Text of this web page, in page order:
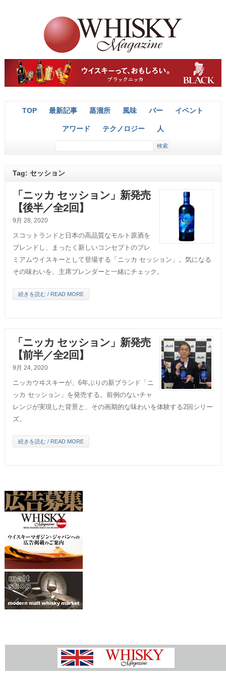
TOP 最新記事 蒸溜所 風味 バー イベント
アワード テクノロジー 人
Tag: セッション
「ニッカ セッション」新発売
【後半／全2回】
9月 28, 2020
スコットランドと日本の高品質なモルト原酒を
ブレンドし、まったく新しいコンセプトのプレ
ミアムウイスキーとして登場する「ニッカ セッション」。気になる
その味わいを、主席ブレンダーと一緒にチェック。
続きを読む / READ MORE
「ニッカ セッション」新発売
【前半／全2回】
9月 24, 2020
ニッカウヰスキーが、6年ぶりの新ブランド「ニ
ッカ セッション」を発売する。前例のないチャ
レンジが実現した背景と、その画期的な味わいを体験する2回シリー
ズ。
続きを読む / READ MORE